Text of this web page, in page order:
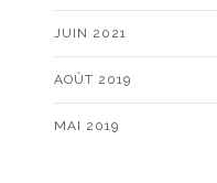
JUIN 2021
AOÛT 2019
MAI 2019